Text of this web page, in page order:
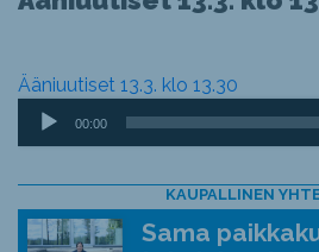
Ääniuutiset 13.3. klo 13.30
Äänitoistin
00:00
KAUPALLINEN
Sama